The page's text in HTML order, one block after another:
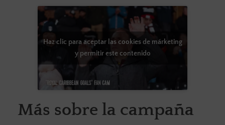
Haz clic para aceptar las cookies de márketing
y permitir este contenido
Más sobre la campaña